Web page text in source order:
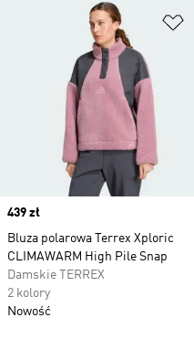
Price
439 zł
Bluza polarowa Terrex Xploric
CLIMAWARM High Pile Snap
Damskie TERREX
2 kolory
Nowość